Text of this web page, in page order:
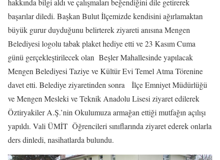
hakkında bilgi aldı ve çalışmaları beğendiğini dile getirerek
başarılar diledi. Başkan Bulut İlçemizde kendisini ağırlamaktan
büyük gurur duyduğunu belirterek ziyareti anısına Mengen
Belediyesi logolu tabak plaket hediye etti ve 23 Kasım Cuma
günü gerçekleştirilecek olan Beşler Mahallesinde yapılacak
Mengen Belediyesi Taziye ve Kültür Evi Temel Atma Törenine
davet etti. Belediye ziyaretinden sonra İlçe Emniyet Müdürlüğü
ve Mengen Mesleki ve Teknik Anadolu Lisesi ziyaret edilerek
Öztiryakiler A.Ş.’nin Okulumuza armağan ettiği mutfağın açılışı
yapıldı. Vali ÜMİT Öğrencileri sınıflarında ziyaret ederek onlarla
ders dinledi, nasihatlarda bulundu.